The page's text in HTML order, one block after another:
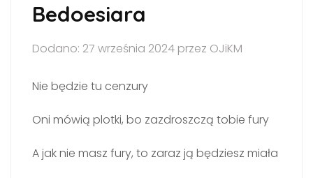
Bedoesiara
Dodano: 27 września 2024 przez OJiKM
Nie będzie tu cenzury
Oni mówią plotki, bo zazdroszczą tobie fury
A jak nie masz fury, to zaraz ją będziesz miała